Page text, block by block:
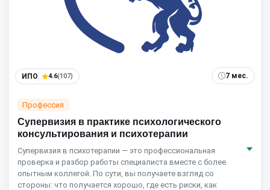
ИПО 4.6(107) 7 мес.
Профессия
Супервизия в практике психологического
консультирования и психотерапии
Супервизия в психотерапии — это профессиональная
проверка и разбор работы специалиста вместе с более
опытным коллегой. По сути, вы получаете взгляд со
стороны: что получается хорошо, где есть риски, как